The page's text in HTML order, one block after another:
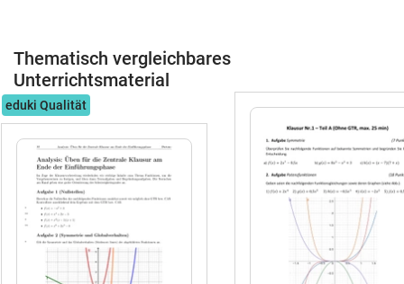
Thematisch vergleichbares
Unterrichtsmaterial
eduki Qualität